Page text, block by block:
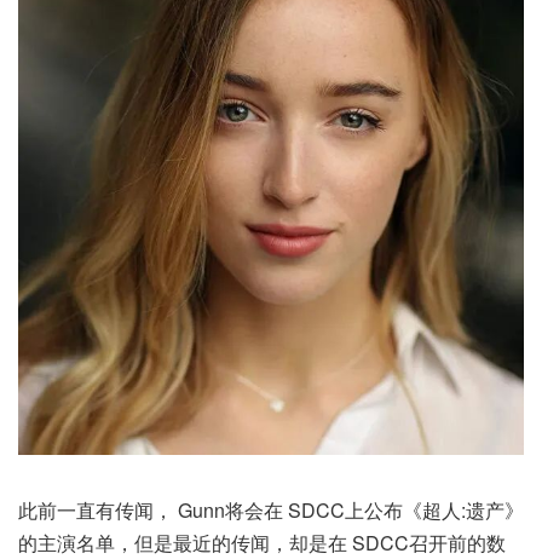
此前一直有传闻， Gunn将会在 SDCC上公布《超人:遗产》
的主演名单，但是最近的传闻，却是在 SDCC召开前的数